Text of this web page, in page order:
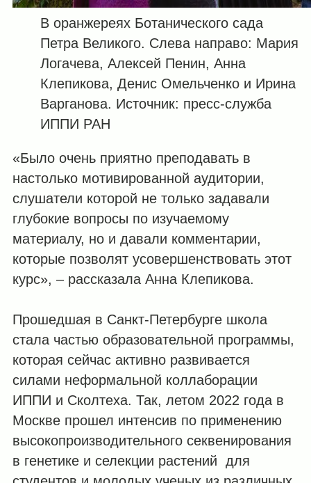
В оранжереях Ботанического сада
Петра Великого. Слева направо: Мария
Логачева, Алексей Пенин, Анна
Клепикова, Денис Омельченко и Ирина
Варганова. Источник: пресс-служба
ИППИ РАН
«Было очень приятно преподавать в
настолько мотивированной аудитории,
слушатели которой не только задавали
глубокие вопросы по изучаемому
материалу, но и давали комментарии,
которые позволят усовершенствовать этот
курс», – рассказала Анна Клепикова.
Прошедшая в Санкт-Петербурге школа
стала частью образовательной программы,
которая сейчас активно развивается
силами неформальной коллаборации
ИППИ и Сколтеха. Так, летом 2022 года в
Москве прошел интенсив по применению
высокопроизводительного секвенирования
в генетике и селекции растений для